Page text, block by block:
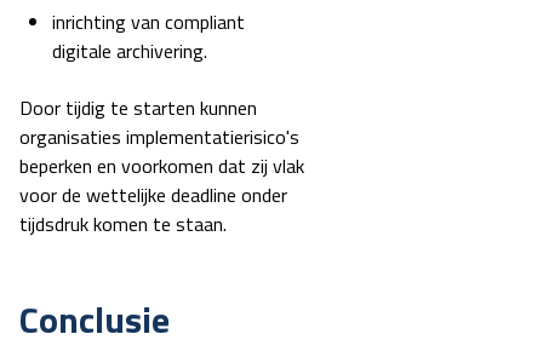
inrichting van compliant
digitale archivering.
Door tijdig te starten kunnen
organisaties implementatierisico's
beperken en voorkomen dat zij vlak
voor de wettelijke deadline onder
tijdsdruk komen te staan.
Conclusie